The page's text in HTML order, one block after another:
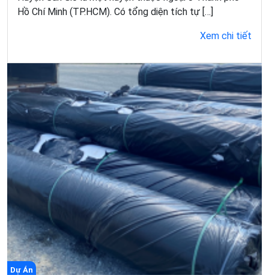
Hồ Chí Minh (TP.HCM). Có tổng diện tích tự […]
Xem chi tiết
Dự Án